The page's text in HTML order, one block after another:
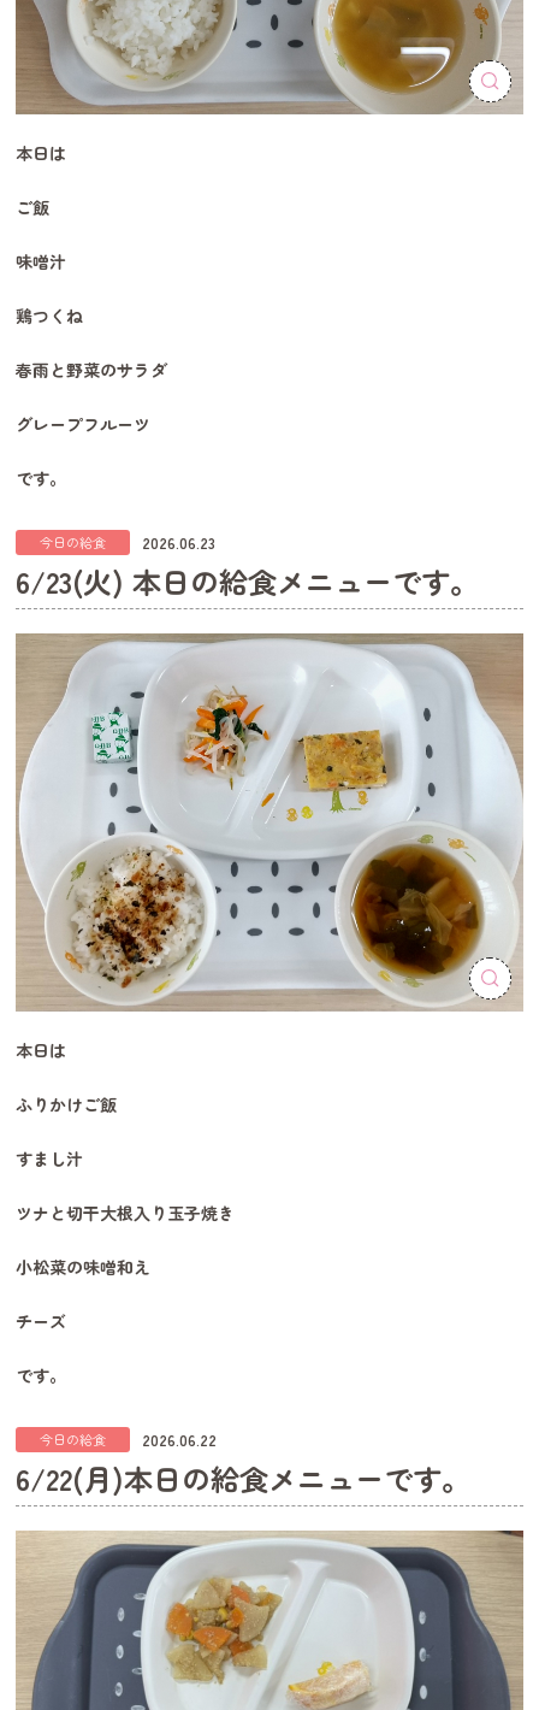
本日は
ご飯
味噌汁
鶏つくね
春雨と野菜のサラダ
グレープフルーツ
です。
今日の給食 2026.06.23
6/23(火) 本日の給食メニューです。
本日は
ふりかけご飯
すまし汁
ツナと切干大根入り玉子焼き
小松菜の味噌和え
チーズ
です。
今日の給食 2026.06.22
6/22(月)本日の給食メニューです。